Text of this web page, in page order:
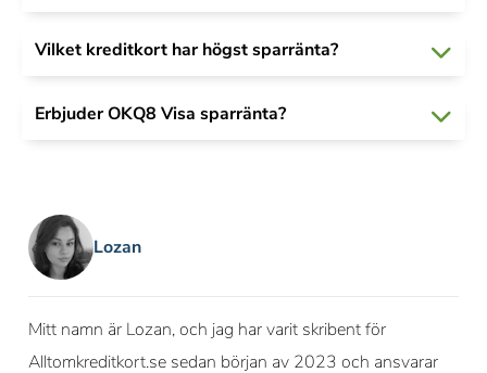
Vilket kreditkort har högst sparränta?
Erbjuder OKQ8 Visa sparränta?
Lozan
Mitt namn är Lozan, och jag har varit skribent för
Alltomkreditkort.se sedan början av 2023 och ansvarar